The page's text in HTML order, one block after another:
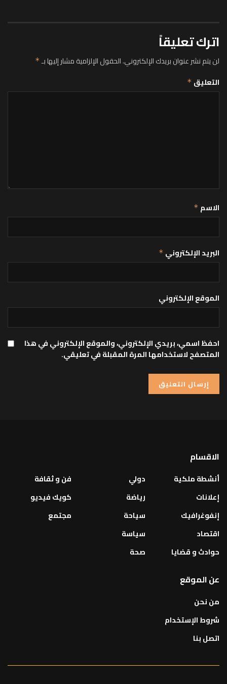
اترك تعليقاً
لن يتم نشر عنوان بريدك الإلكتروني.الحقول الإلزامية مشار إليها بـ*
التعليق *
الاسم *
البريد الإلكتروني *
الموقع الإلكتروني
احفظ اسمي، بريدي الإلكتروني، والموقع الإلكتروني في هذا
المتصفح لاستخدامها المرة المقبلة في تعليقي.
الاقسام
أنشطة ملكية
إعلانات
إنفوغرافيك
اقتصاد
حوادث و قضايا
دولي
رياضة
سياحة
سياسة
صحة
فن و ثقافة
كويك فيديو
مجتمع
عن الموقع
من نحن
شروط الإستخدام
اتصل بنا